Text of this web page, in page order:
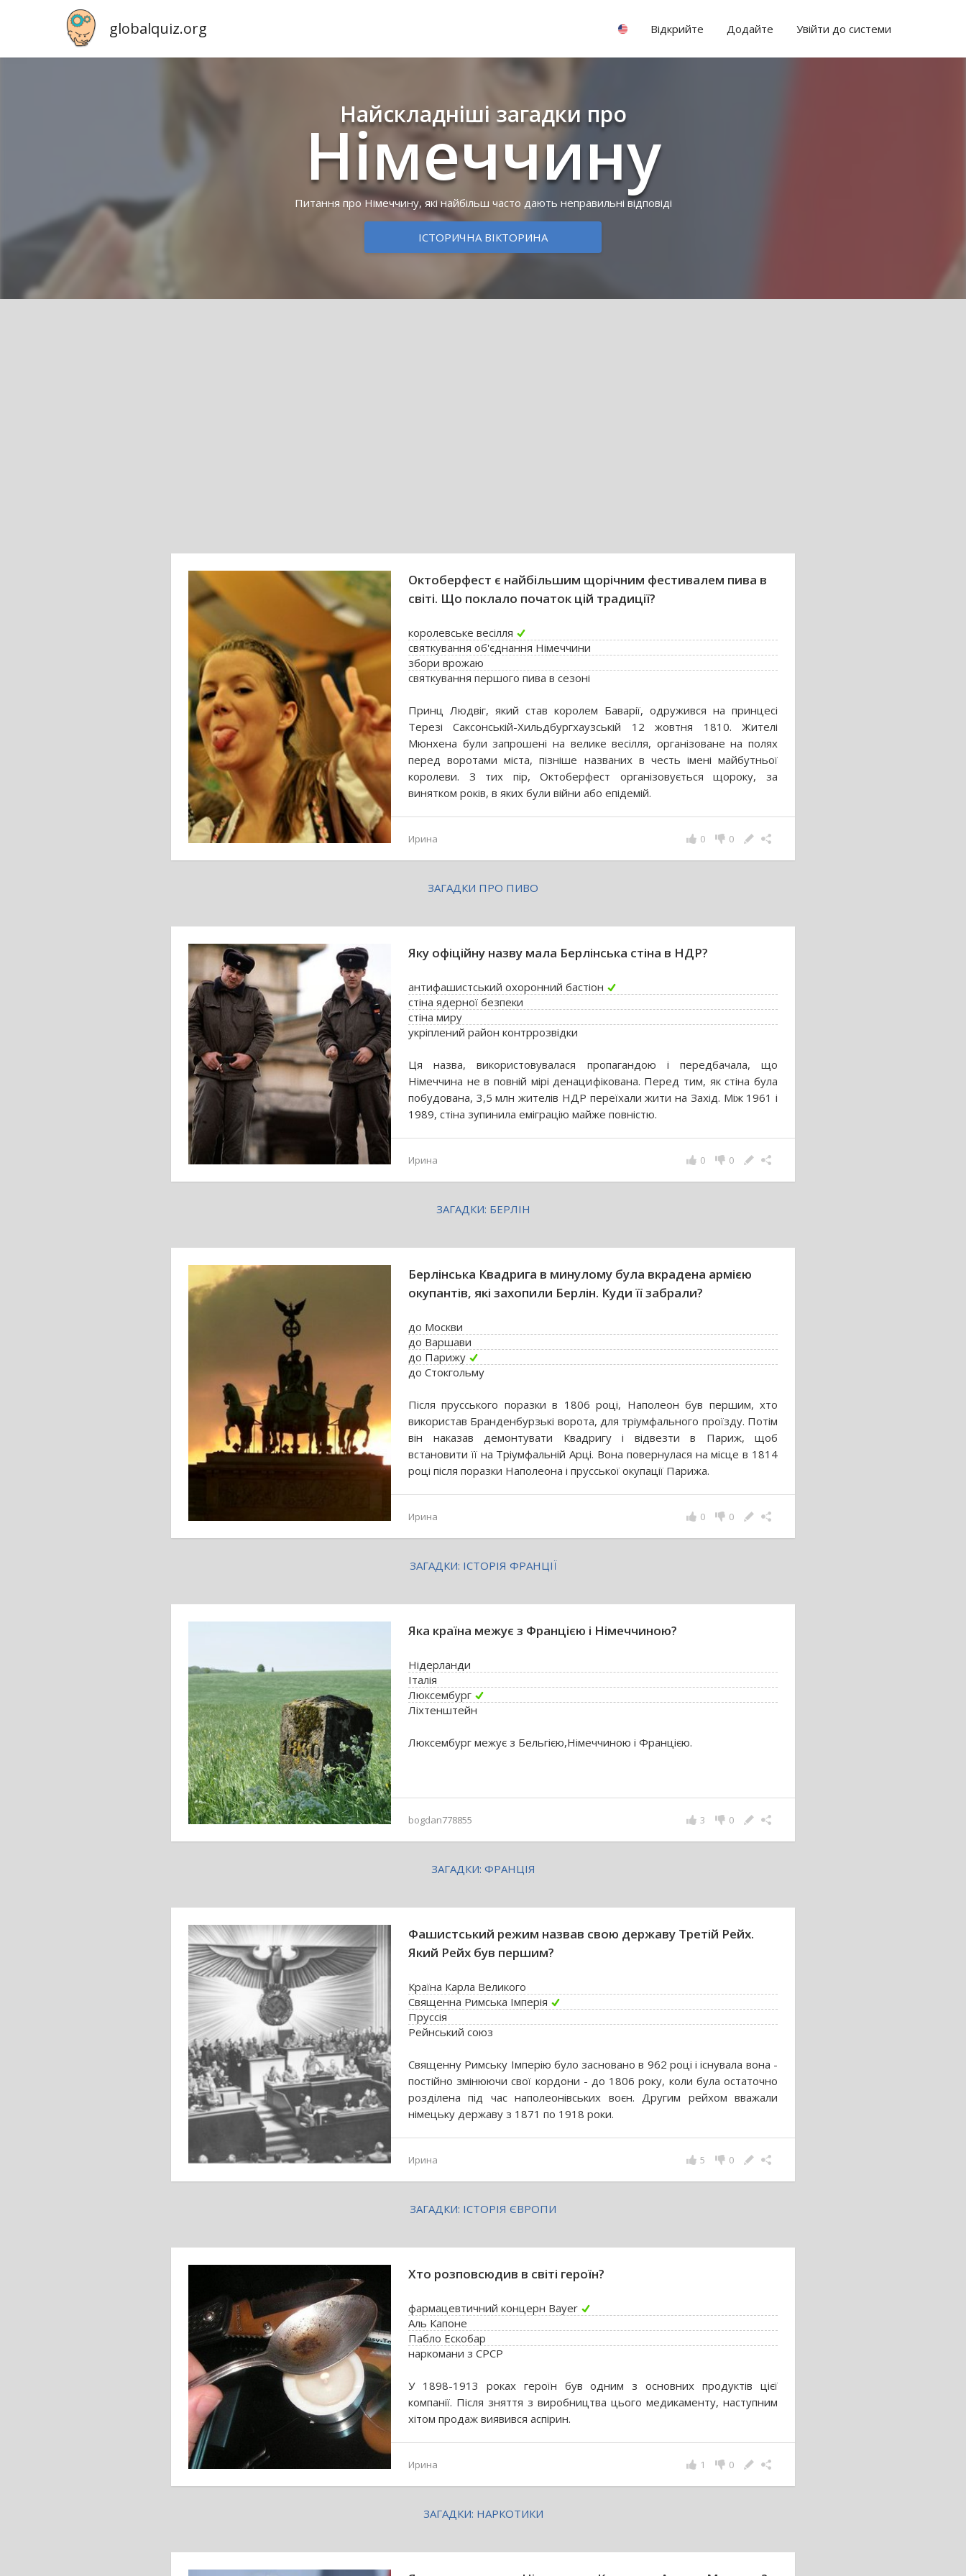
globalquiz.org Відкрийте Додайте Увійти до системи
Найскладніші загадки про
Ні­меч­чи­ну
Питання про Німеччину, які найбільш часто дають неправильні відповіді
ІСТОРИЧНА ВІКТОРИНА
Октоберфест є найбільшим щорічним фестивалем пива в
світі. Що поклало початок цій традиції?
королевське весілля
святкування об'єднання Німеччини
збори врожаю
святкування першого пива в сезоні
Принц Людвіг, який став королем Баварії, одружився на принцесі
Терезі Саксонській-Хильдбургхаузській 12 жовтня 1810. Жителі
Мюнхена були запрошені на велике весілля, організоване на полях
перед воротами міста, пізніше названих в честь імені майбутньої
королеви. З тих пір, Октоберфест організовується щороку, за
винятком років, в яких були війни або епідемій.
Ирина 0
0
ЗАГАДКИ ПРО ПИВО
Яку офіційну назву мала Берлінська стіна в НДР?
антифашистський охоронний бастіон
стіна ядерної безпеки
стіна миру
укріплений район контррозвідки
Ця назва, використовувалася пропагандою і передбачала, що
Німеччина не в повній мірі денацифікована. Перед тим, як стіна була
побудована, 3,5 млн жителів НДР переїхали жити на Захід. Між 1961 і
1989, стіна зупинила еміграцію майже повністю.
Ирина 0
0
ЗАГАДКИ: БЕРЛІН
Берлінська Квадрига в минулому була вкрадена армією
окупантів, які захопили Берлін. Куди її забрали?
до Москви
до Варшави
до Парижу
до Стокгольму
Після прусського поразки в 1806 році, Наполеон був першим, хто
використав Бранденбурзькі ворота, для тріумфального проїзду. Потім
він наказав демонтувати Квадригу і відвезти в Париж, щоб
встановити її на Тріумфальній Арці. Вона повернулася на місце в 1814
році після поразки Наполеона і прусської окупації Парижа.
Ирина 0
0
ЗАГАДКИ: ІСТОРІЯ ФРАНЦІЇ
Яка країна межує з Францією і Німеччиною?
Нідерланди
Італія
Люксембург
Ліхтенштейн
Люксембург межує з Бельгією,Німеччиною і Францією.
bogdan778855 0
3
ЗАГАДКИ: ФРАНЦІЯ
Фашистський режим назвав свою державу Третій Рейх.
Який Рейх був першим?
Країна Карла Великого
Священна Римська Імперія
Пруссія
Рейнський союз
Священну Римську Імперію було засновано в 962 році і існувала вона -
постійно змінюючи свої кордони - до 1806 року, коли була остаточно
розділена під час наполеонівських воєн. Другим рейхом вважали
німецьку державу з 1871 по 1918 роки.
Ирина 0
5
ЗАГАДКИ: ІСТОРІЯ ЄВРОПИ
Хто розповсюдив в світі героїн?
фармацевтичний концерн Bayer
Аль Капоне
Пабло Ескобар
наркомани з СРСР
У 1898-1913 роках героїн був одним з основних продуктів цієї
компанії. Після зняття з виробництва цього медикаменту, наступним
хітом продаж виявився аспірин.
Ирина 0
1
ЗАГАДКИ: НАРКОТИКИ